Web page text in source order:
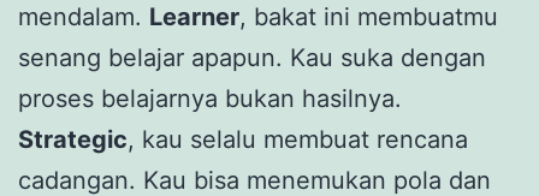
mendalam. Learner, bakat ini membuatmu
senang belajar apapun. Kau suka dengan
proses belajarnya bukan hasilnya.
Strategic, kau selalu membuat rencana
cadangan. Kau bisa menemukan pola dan